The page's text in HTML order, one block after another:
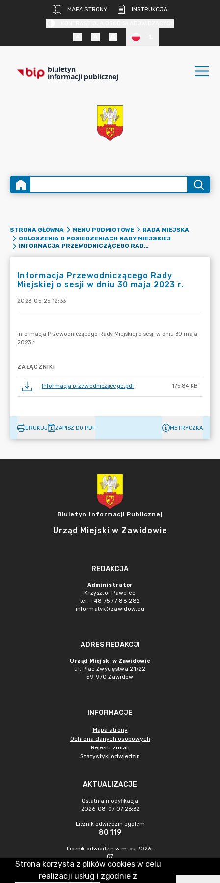
MAPA STRONY
INSTRUKCJA
biuletyn
informacji publicznej
STRONA GŁÓWNA MENU PODMIOTOWE
RADA MIEJSKA
OGŁOSZENIA O POSIEDZENIACH RADY MIEJSKIEJ
INFORMACJA PRZEWODNICZĄCEGO RADY MIEJSKIEJ O SESJI W DNIU 30 MAJA 2023 R.
Informacja Przewodniczącego Rady
Miejskiej o sesji w dniu 30 maja 2023 r.
2023-05-25 12:33
ZAŁĄCZNIKI
Informacja przewodniczącego.pdf 175.84 KB
DRUKUJ ZAPISZ DO PDF METRYCZKA
Biuletyn Informacji Publicznej
Urząd Miejski w Zawidowie
REDAKCJA
Administrator
Krzysztof Pawelec
tel. +48 75 77 88 282
informatyk@zawidow.eu
ADRES REDAKCJI
Urząd Miejski w Zawidowie
ul. Plac Zwycięstwa 21/22
59-970 Zawidów
INFORMACJE
Mapa strony
Ochrona danych osobowych
Rejestr zmian
Statystyki odwiedzin
AKTUALIZACJE
Ostatnia modyfikacja
2026-08-07 07:26:32
Licznik odwiedzin ogółem
80 119
Licznik odwiedzin w m-cu 2026-
07
237
Strona korzysta z plików cookies w celu
realizacji usług i zgodnie z